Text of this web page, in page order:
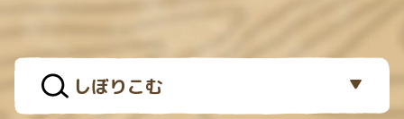
しぼりこむ